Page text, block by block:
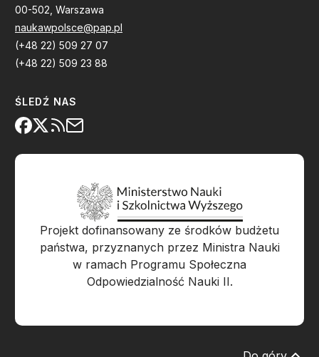
00-502, Warszawa
naukawpolsce@pap.pl
(+48 22) 509 27 07
(+48 22) 509 23 88
ŚLEDŹ NAS
Projekt dofinansowany ze środków budżetu
państwa, przyznanych przez Ministra Nauki
w ramach Programu Społeczna
Odpowiedzialność Nauki II.